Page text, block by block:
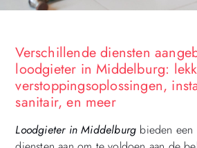
Verschillende diensten
loodgieter in Middelburg:
verstoppingsoplossingen,
sanitair, en meer
Loodgieter in Middelburg bieden een